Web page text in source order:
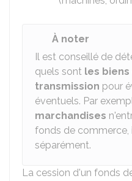
À noter
Il est conseillé de
quels sont les
transmission pour
éventuels. Par
marchandises
fonds de commerce,
séparément.
La cession d'un fonds